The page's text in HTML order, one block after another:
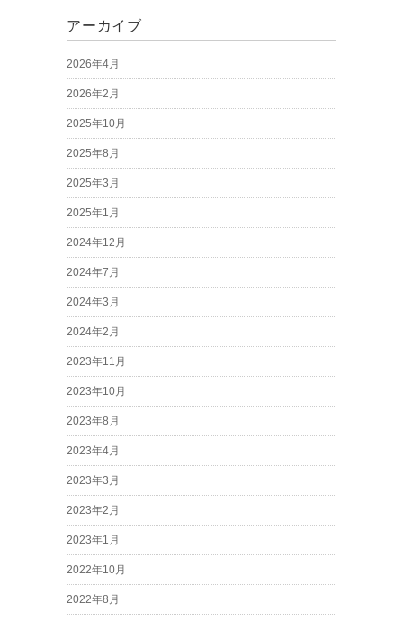
アーカイブ
2026年4月
2026年2月
2025年10月
2025年8月
2025年3月
2025年1月
2024年12月
2024年7月
2024年3月
2024年2月
2023年11月
2023年10月
2023年8月
2023年4月
2023年3月
2023年2月
2023年1月
2022年10月
2022年8月